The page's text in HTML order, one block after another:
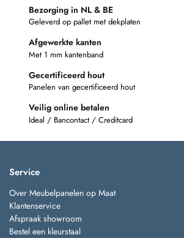
Bezorging in NL & BE
Geleverd op pallet met dekplaten
Afgewerkte kanten
Met 1 mm kantenband
Gecertificeerd hout
Panelen van gecertificeerd hout
Veilig online betalen
Ideal / Bancontact / Creditcard
Service
Over Meubelpanelen op Maat
Klantenservice
Afspraak showroom
Bestel een kleurstaal